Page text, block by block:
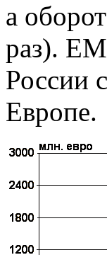
а
раз).
России
Европе.